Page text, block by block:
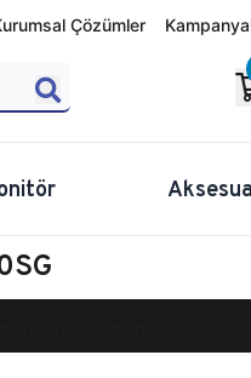
Çözümler